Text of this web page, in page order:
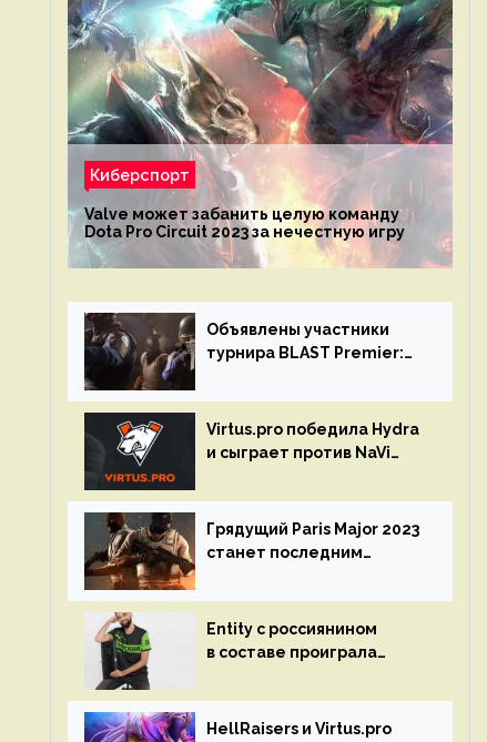
Киберспорт
Valve может забанить целую команду
Dota Pro Circuit 2023 за нечестную игру
Объявлены участники
турнира BLAST Premier:
Virtus.pro победила Hydra
и сыграет против NaVi
Circuit
Грядущий Paris Major 2023
станет последним
GO
Entity с россиянином
в составе проиграла
Circuit 2023
HellRaisers и Virtus.pro